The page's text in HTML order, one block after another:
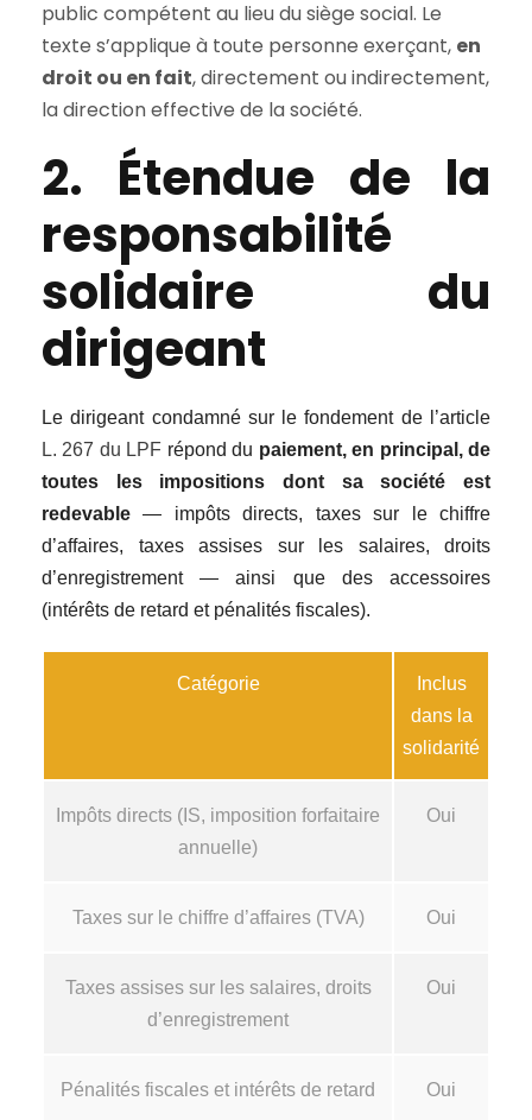
public compétent au lieu du siège social. Le
texte s’applique à toute personne exerçant, en
droit ou en fait, directement ou indirectement,
la direction effective de la société.
2. Étendue de la
responsabilité
solidaire du
dirigeant
Le dirigeant condamné sur le fondement de l’article
L. 267 du LPF répond du paiement, en principal, de
toutes les impositions dont sa société est
redevable — impôts directs, taxes sur le chiffre
d’affaires, taxes assises sur les salaires, droits
d’enregistrement — ainsi que des accessoires
(intérêts de retard et pénalités fiscales).
Catégorie
Inclus
dans la
solidarité
Impôts directs (IS, imposition forfaitaire
annuelle)
Oui
Taxes sur le chiffre d’affaires (TVA) Oui
Taxes assises sur les salaires, droits
d’enregistrement
Oui
Pénalités fiscales et intérêts de retard Oui